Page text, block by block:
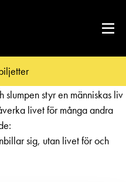
Handlingen flöt bra och det
A visade hur tiderna var
styr en människas liv
livet för många andra
sig, utan livet för och